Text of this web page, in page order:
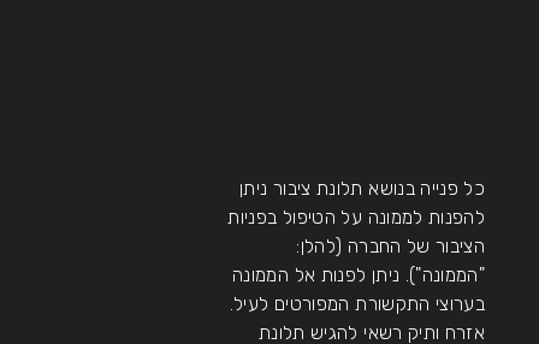
כל פנייה בנושא תלונת ציבור ניתן
להפנות לממונה על הטיפול בפניות
הציבור של החברה (להלן:
"הממונה"). ניתן לפנות אל הממונה
בערוצי התקשורת המפורטים לעיל.
אזרח ותיק רשאי להגיש תלונת